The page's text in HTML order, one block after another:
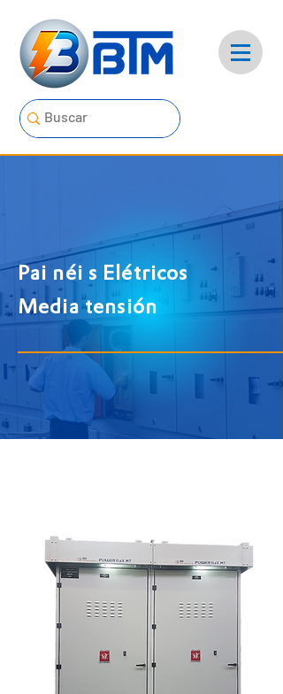
Pai néi s Elétricos
Media tensión